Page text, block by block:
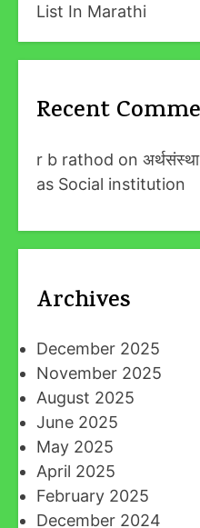
List In Marathi
Recent
r b rathod on
as Social institution
Archives
December 2025
November 2025
August 2025
June 2025
May 2025
April 2025
February 2025
December 2024